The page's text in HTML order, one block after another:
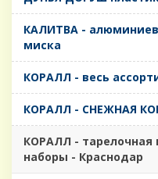
КАЛИТВА -
миска
КОРАЛЛ - весь
КОРАЛЛ - СНЕЖНАЯ
КОРАЛЛ - тарелочная
наборы - Краснодар